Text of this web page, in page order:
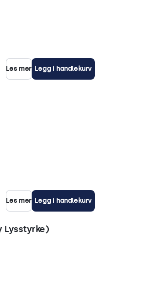
Les mer Legg i handlekurv
Les mer Legg i handlekurv
Lysstyrke)